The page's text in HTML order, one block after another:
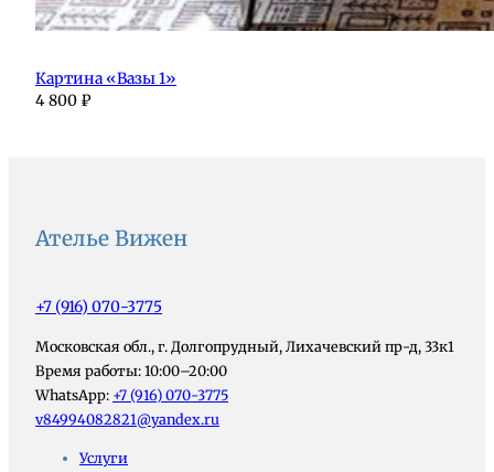
Картина «Вазы 1»
4 800 ₽
Ателье Вижен
+7 (916) 070-3775
Московская обл., г. Долгопрудный, Лихачевский пр-д, 33к1
Время работы: 10:00–20:00
WhatsApp: +7 (916) 070-3775
v84994082821@yandex.ru
Услуги